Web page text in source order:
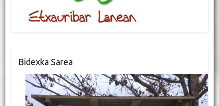
Bidexka Sarea